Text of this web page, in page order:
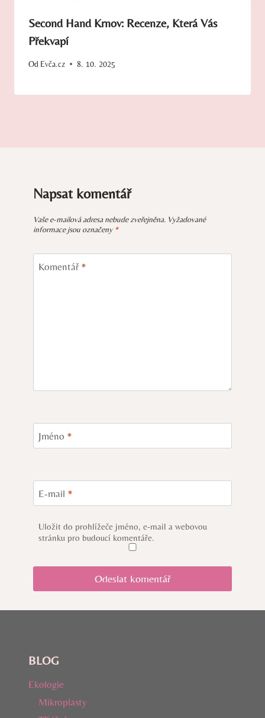
Second Hand Krnov: Recenze, Která Vás
Překvapí
Od Evča.cz 8. 10. 2025
Napsat komentář
Vaše e-mailová adresa nebude zveřejněna. Vyžadované
informace jsou označeny *
Komentář *
Jméno *
E-mail *
Uložit do prohlížeče jméno, e-mail a webovou
stránku pro budoucí komentáře.
BLOG
Ekologie
Mikroplasty